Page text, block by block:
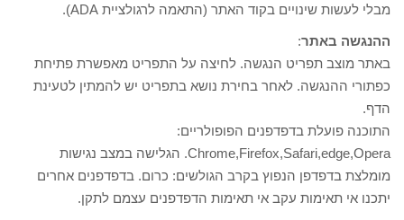
מבלי לעשות שינויים בקוד האתר (התאמה לרגולציית ADA).
ההנגשה באתר:
באתר מוצב תפריט הנגשה. לחיצה על התפריט מאפשרת פתיחת
כפתורי ההנגשה. לאחר בחירת נושא בתפריט יש להמתין לטעינת
הדף.
התוכנה פועלת בדפדפנים הפופולריים:
Chrome,Firefox,Safari,edge,Opera. הגלישה במצב נגישות
מומלצת בדפדפן הנפוץ בקרב הגולשים: כרום. בדפדפנים אחרים
יתכנו אי תאימות עקב אי תאימות הדפדפנים עצמם לתקן.